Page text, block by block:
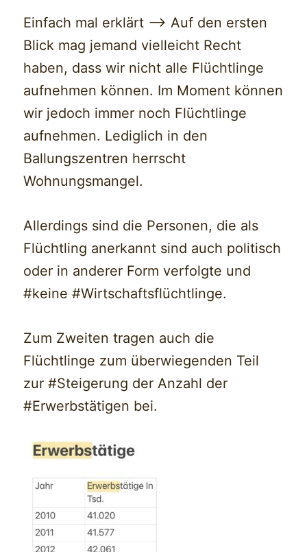
Einfach mal erklärt —> Auf den ersten
Blick mag jemand vielleicht Recht
haben, dass wir nicht alle Flüchtlinge
aufnehmen können. Im Moment können
wir jedoch immer noch Flüchtlinge
aufnehmen. Lediglich in den
Ballungszentren herrscht
Wohnungsmangel.
Allerdings sind die Personen, die als
Flüchtling anerkannt sind auch politisch
oder in anderer Form verfolgte und
#keine #Wirtschaftsflüchtlinge.
Zum Zweiten tragen auch die
Flüchtlinge zum überwiegenden Teil
zur #Steigerung der Anzahl der
#Erwerbstätigen bei.